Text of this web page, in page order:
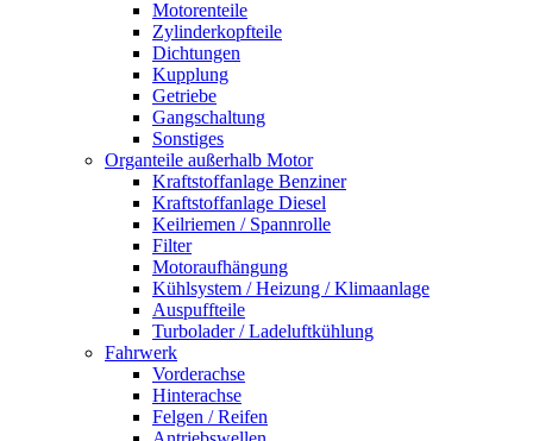
Motorenteile
Zylinderkopfteile
Dichtungen
Kupplung
Getriebe
Gangschaltung
Sonstiges
Organteile außerhalb Motor
Kraftstoffanlage Benziner
Kraftstoffanlage Diesel
Keilriemen / Spannrolle
Filter
Motoraufhängung
Kühlsystem / Heizung / Klimaanlage
Auspuffteile
Turbolader / Ladeluftkühlung
Fahrwerk
Vorderachse
Hinterachse
Felgen / Reifen